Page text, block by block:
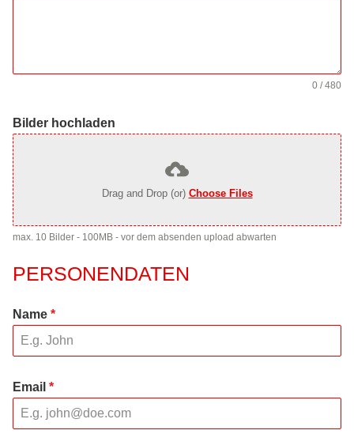
0 / 480
Bilder hochladen
Drag and Drop (or) Choose Files
max. 10 Bilder - 100MB - vor dem absenden upload abwarten
PERSONENDATEN
Name *
Email *